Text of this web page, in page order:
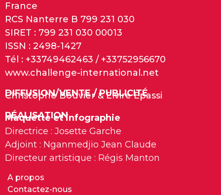
France
RCS Nanterre B 799 231 030
SIRET : 799 231 030 00013
ISSN : 2498-1427
Tél : +33749462463 / +33752956670
www.challenge-international.net
DIFFUSION/VENTE / PUBLICITÉ
Christophe Bouvier & Elvire Epassi
RÉALISATION
Maquette et infographie
Directrice : Josette Garche
Adjoint : Nganmedjio Jean Claude
Directeur artistique : Régis Manton
A propos
Contactez-nous